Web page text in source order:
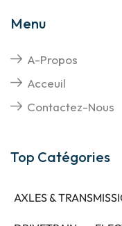
Menu
A-Propos
Acceuil
Contactez-Nous
Top Catégories
AXLES &